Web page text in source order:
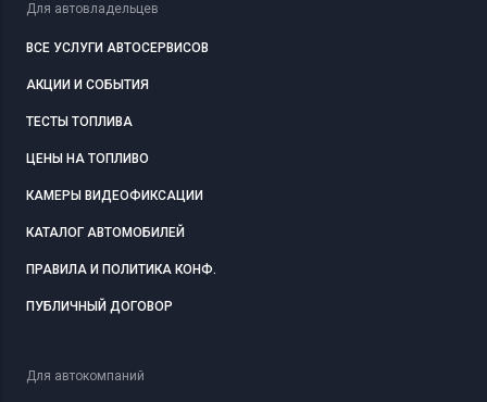
Для автовладельцев
ВСЕ УСЛУГИ АВТОСЕРВИСОВ
АКЦИИ И СОБЫТИЯ
ТЕСТЫ ТОПЛИВА
ЦЕНЫ НА ТОПЛИВО
КАМЕРЫ ВИДЕОФИКСАЦИИ
КАТАЛОГ АВТОМОБИЛЕЙ
ПРАВИЛА И ПОЛИТИКА КОНФ.
ПУБЛИЧНЫЙ ДОГОВОР
Для автокомпаний